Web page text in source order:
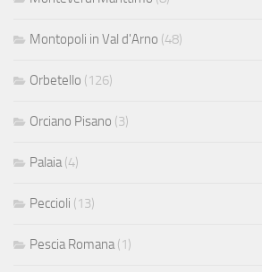
Montopoli in Val d'Arno (48)
Orbetello (126)
Orciano Pisano (3)
Palaia (4)
Peccioli (13)
Pescia Romana (1)